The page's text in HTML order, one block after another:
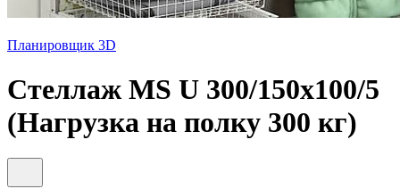
Планировщик 3D
Стеллаж MS U 300/150x100/5
(Нагрузка на полку 300 кг)